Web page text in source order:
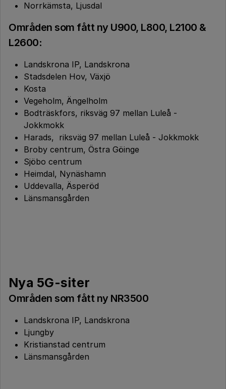
Norrkämsta, Ljusdal
Områden som fått ny U900, L800, L2100 &
L2600:
Landskrona IP, Landskrona
Stadsdelen Hov, Växjö
Kosta
Vegeholm, Ängelholm
Bodträskfors, riksväg 97 mellan Luleå -
Jokkmokk
Harads, riksväg 97 mellan Luleå - Jokkmokk
Broby centrum, Östra Göinge
Sjöbo centrum
Heimdal, Nynäshamn
Uddevalla, Äsperöd
Länsmansgården
Nya 5G-siter
Områden som fått ny NR3500
Landskrona IP, Landskrona
Ljungby
Kristianstad centrum
Länsmansgården